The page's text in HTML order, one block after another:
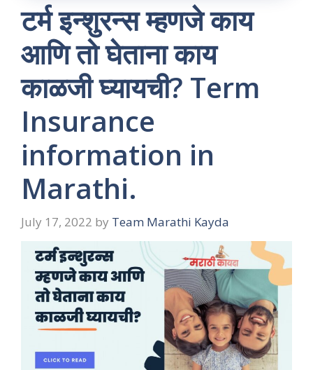
टर्म इन्शुरन्स म्हणजे काय
आणि तो घेताना काय
काळजी घ्यायची? Term
Insurance
information in
Marathi.
July 17, 2022 by Team Marathi Kayda